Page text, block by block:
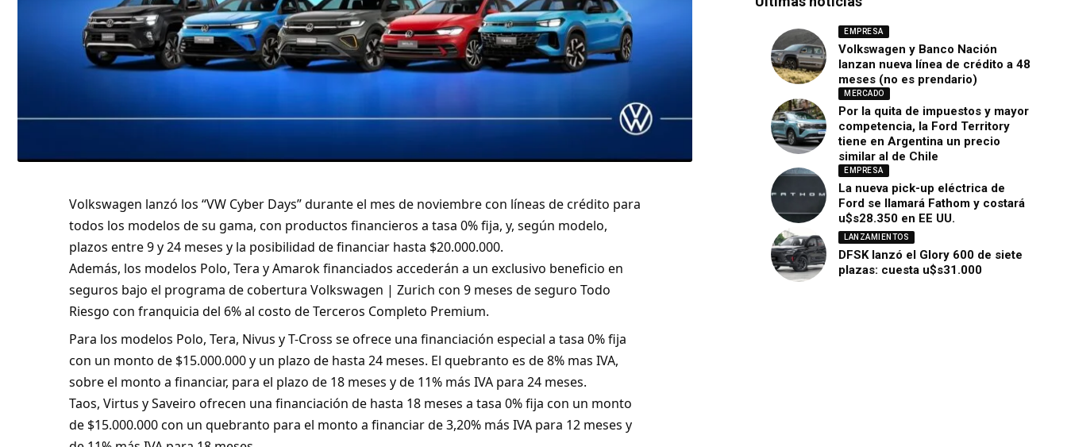
Volkswagen lanzó los “VW Cyber Days” durante el mes de noviembre con líneas de crédito para
todos los modelos de su gama, con productos financieros a tasa 0% fija, y, según modelo,
plazos entre 9 y 24 meses y la posibilidad de financiar hasta $20.000.000.
Además, los modelos Polo, Tera y Amarok financiados accederán a un exclusivo beneficio en
seguros bajo el programa de cobertura Volkswagen | Zurich con 9 meses de seguro Todo
Riesgo con franquicia del 6% al costo de Terceros Completo Premium.
Para los modelos Polo, Tera, Nivus y T-Cross se ofrece una financiación especial a tasa 0% fija
con un monto de $15.000.000 y un plazo de hasta 24 meses. El quebranto es de 8% mas IVA,
sobre el monto a financiar, para el plazo de 18 meses y de 11% más IVA para 24 meses.
Taos, Virtus y Saveiro ofrecen una financiación de hasta 18 meses a tasa 0% fija con un monto
de $15.000.000 con un quebranto para el monto a financiar de 3,20% más IVA para 12 meses y
EMPRESA
Volkswagen y Banco Nación
lanzan nueva línea de crédito a 48
meses (no es prendario)
MERCADO
Por la quita de impuestos y mayor
competencia, la Ford Territory
tiene en Argentina un precio
similar al de Chile
EMPRESA
La nueva pick-up eléctrica de
Ford se llamará Fathom y costará
u$s28.350 en EE UU.
LANZAMIENTOS
DFSK lanzó el Glory 600 de siete
plazas: cuesta u$s31.000